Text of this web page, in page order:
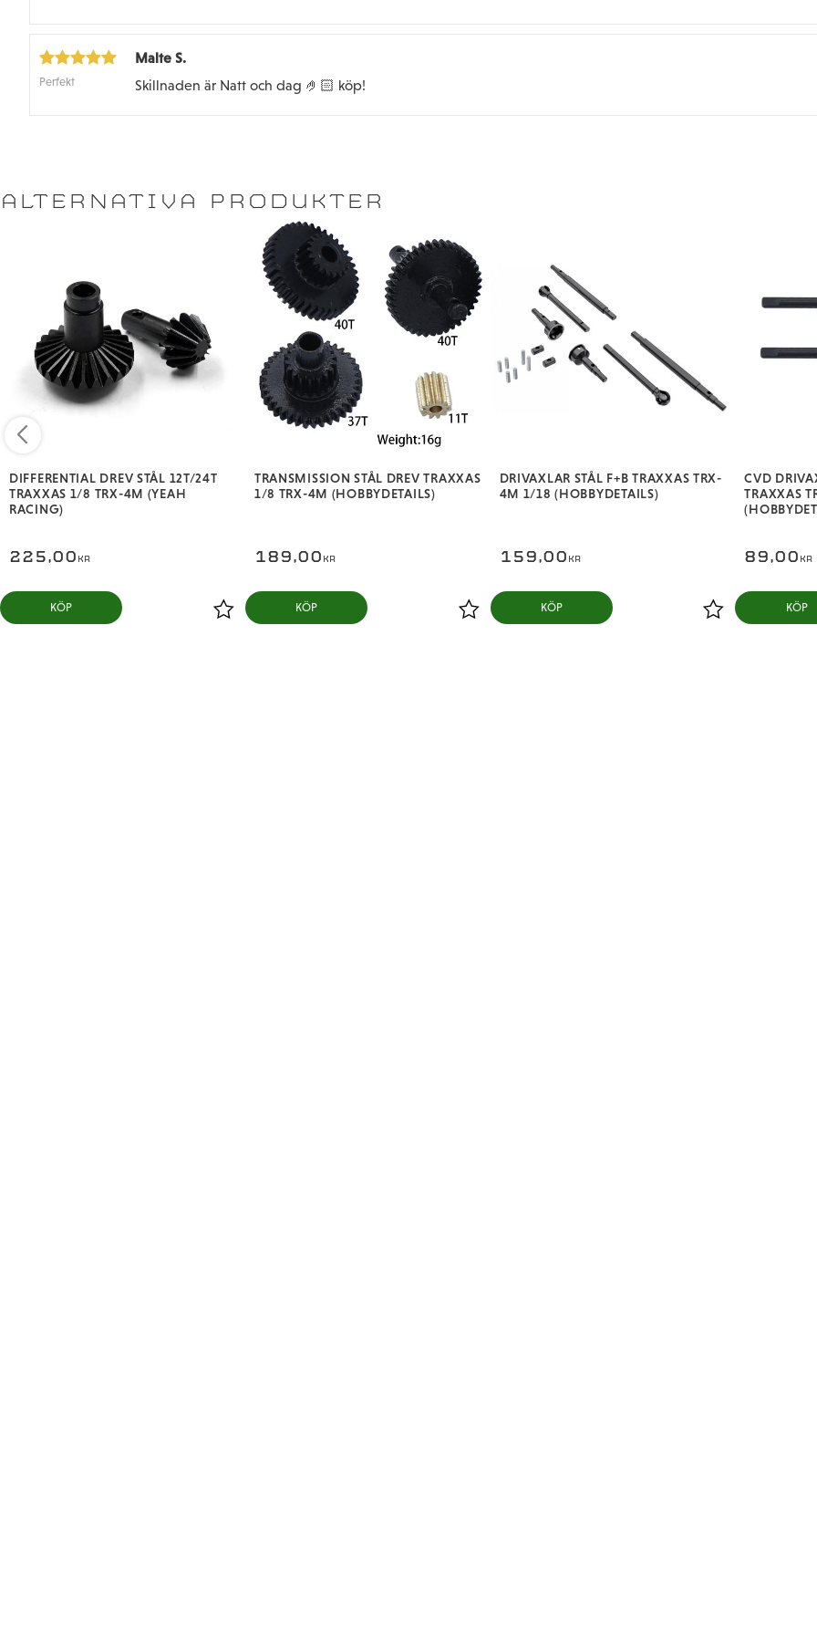
Perfekt
Malte S.
Skillnaden är Natt och dag 🤌🏻 köp!
ALTERNATIVA PRODUKTER
DIFFERENTIAL DREV STÅL 12T/24T
TRAXXAS 1/8 TRX-4M (YEAH
RACING)
225,00 KR
KÖP
TRANSMISSION STÅL DREV TRAXXAS
1/8 TRX-4M (HOBBYDETAILS)
189,00 KR
KÖP
DRIVAXLAR STÅL F+B TRAXXAS TRX-
4M 1/18 (HOBBYDETAILS)
159,00 KR
KÖP
CVD
TRAXXAS
89,00 KR
KÖP